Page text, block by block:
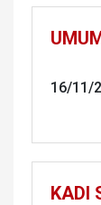
16/11/
KADI